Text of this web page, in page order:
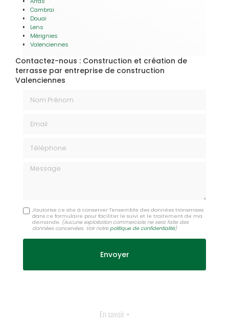
Cambrai
Douai
Lens
Mérignies
Valenciennes
Contactez-nous : Construction et création de
terrasse par entreprise de construction
Valenciennes
Message
J'autorise ce site à conserver l'ensemble des données transmises
dans ce formulaire pour faciliter le suivi et le traitement de ma
demande. (Aucune exploitation commerciale ne sera faite des
données concervées. Voir notrepolitique de confidentialité)
En savoir +